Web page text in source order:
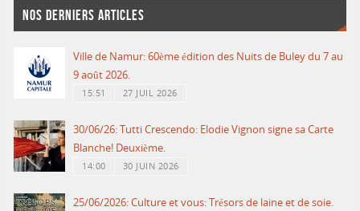
NOS DERNIERS ARTICLES
Ville de Namur: 60ème édition des Nuits de Buley du 7 au
9 août 2026.
15:51 27 JUIL 2026
30/06/26: Tutti Crescendo: Elodie Vignon signe sa Carte
Blanche! Deuxième.
14:00 30 JUIN 2026
25/06/2026: Culture et vous: Trésors de laine et de soie.